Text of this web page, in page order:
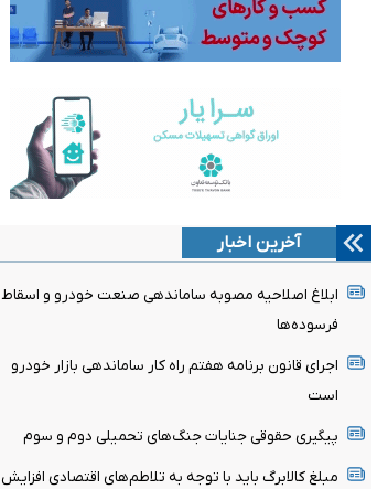
آخرین اخبار
ابلاغ اصلاحیه مصوبه ساماندهی صنعت خودرو و اسقاط
فرسوده‌ها
اجرای قانون برنامه هفتم راه کار ساماندهی بازار خودرو
است
پیگیری حقوقی جنایات جنگ‌های تحمیلی دوم و سوم
مبلغ کالابرگ باید با توجه به تلاطم‌های اقتصادی افزایش